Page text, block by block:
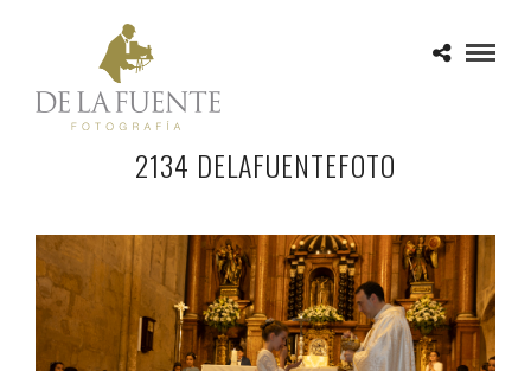
2134 DELAFUENTEFOTO